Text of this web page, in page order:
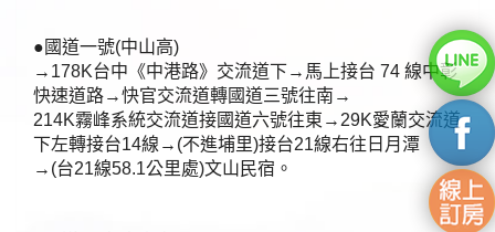
●國道一號(中山高)
→178K台中《中港路》交流道下→馬上接台 74 線中彰
快速道路→快官交流道轉國道三號往南→
214K霧峰系統交流道接國道六號往東→29K愛蘭交流道
下左轉接台14線→(不進埔里)接台21線右往日月潭
→(台21線58.1公里處)文山民宿。